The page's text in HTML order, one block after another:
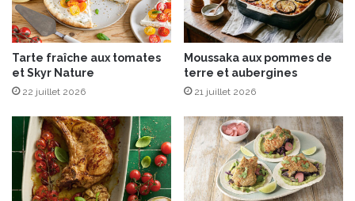
i
r
e
e
g
n
o
Tarte fraîche aux tomates
et Skyr Nature
22 juillet 2026
Moussaka aux pommes de
terre et aubergines
21 juillet 2026